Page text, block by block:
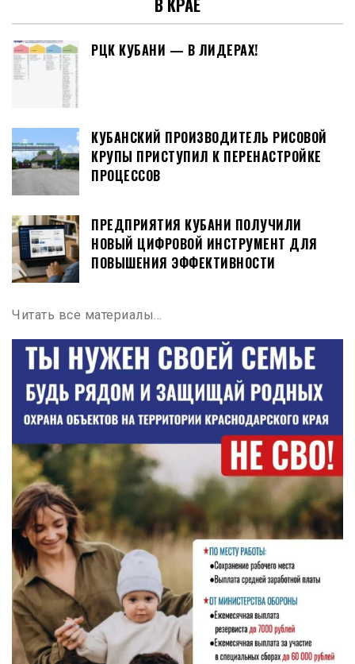
В КРАЕ
РЦК КУБАНИ — В ЛИДЕРАХ!
КУБАНСКИЙ ПРОИЗВОДИТЕЛЬ РИСОВОЙ
КРУПЫ ПРИСТУПИЛ К ПЕРЕНАСТРОЙКЕ
ПРОЦЕССОВ
ПРЕДПРИЯТИЯ КУБАНИ ПОЛУЧИЛИ
НОВЫЙ ЦИФРОВОЙ ИНСТРУМЕНТ ДЛЯ
ПОВЫШЕНИЯ ЭФФЕКТИВНОСТИ
Читать все материалы…